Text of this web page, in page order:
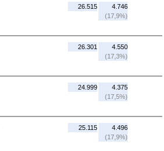
26.515
4.746
(17,9%)
26.301
4.550
(17,3%)
24.999
4.375
(17,5%)
25.115
4.496
(17,9%)